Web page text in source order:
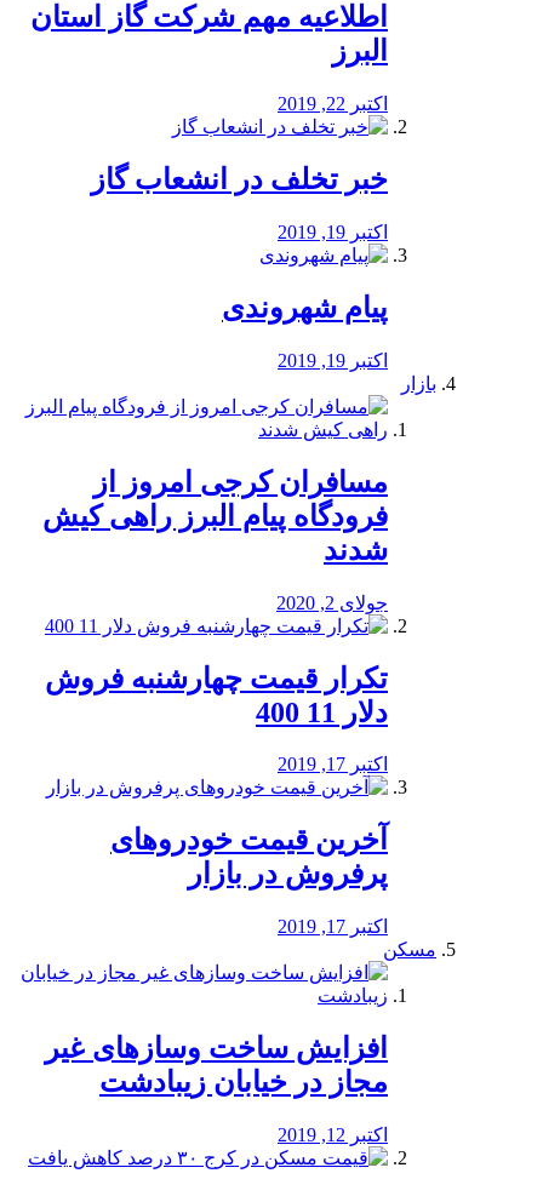
️اطلاعیه مهم شرکت گاز استان
البرز
اکتبر 22, 2019
خبر تخلف در انشعاب گاز
اکتبر 19, 2019
پیام شهروندی
اکتبر 19, 2019
بازار
مسافران کرجی امروز از
فرودگاه پیام البرز راهی کیش
شدند
جولای 2, 2020
تکرار قیمت چهارشنبه فروش
دلار 11 400
اکتبر 17, 2019
آخرین قیمت خودرو‌های
پرفروش در بازار
اکتبر 17, 2019
مسکن
افزایش ساخت وسازهای غیر
مجاز در خیابان زیبادشت
اکتبر 12, 2019